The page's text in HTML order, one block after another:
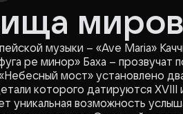
музыки – «Ave Maria»
ре минор» Баха – прозвучат
мост» установлено
которого датируются
уникальная возможность